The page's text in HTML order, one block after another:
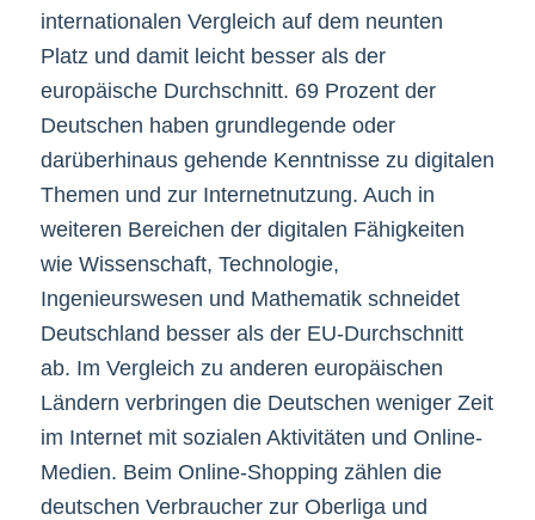
internationalen Vergleich auf dem neunten
Platz und damit leicht besser als der
europäische Durchschnitt. 69 Prozent der
Deutschen haben grundlegende oder
darüberhinaus gehende Kenntnisse zu digitalen
Themen und zur Internetnutzung. Auch in
weiteren Bereichen der digitalen Fähigkeiten
wie Wissenschaft, Technologie,
Ingenieurswesen und Mathematik schneidet
Deutschland besser als der EU-Durchschnitt
ab. Im Vergleich zu anderen europäischen
Ländern verbringen die Deutschen weniger Zeit
im Internet mit sozialen Aktivitäten und Online-
Medien. Beim Online-Shopping zählen die
deutschen Verbraucher zur Oberliga und